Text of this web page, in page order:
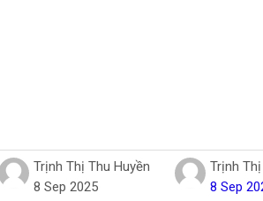
Trịnh Thị Thu Huyền
8 Sep 2025
Trịnh
8 Sep